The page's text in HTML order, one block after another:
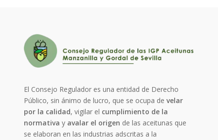
El Consejo Regulador es una entidad de Derecho
Público, sin ánimo de lucro, que se ocupa develar
por la calidad, vigilar el cumplimiento de la
normativa y avalar el origen de las aceitunas que
se elaboran en las industrias adscritas a la